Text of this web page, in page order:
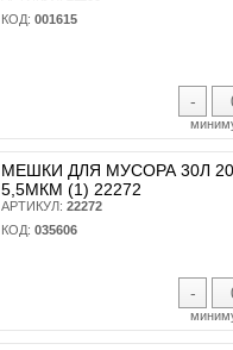
КОД: 001615
-
МЕШКИ ДЛЯ МУСОРА 30Л
5,5МКМ (1) 22272
АРТИКУЛ: 22272
КОД: 035606
-